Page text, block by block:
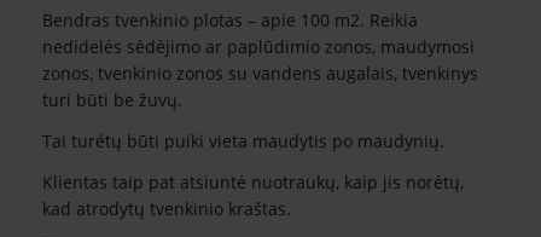
Bendras tvenkinio plotas – apie 100 m2. Reikia
nedidelės sėdėjimo ar paplūdimio zonos, maudymosi
zonos, tvenkinio zonos su vandens augalais, tvenkinys
turi būti be žuvų.
Tai turėtų būti puiki vieta maudytis po maudynių.
Klientas taip pat atsiuntė nuotraukų, kaip jis norėtų,
kad atrodytų tvenkinio kraštas.